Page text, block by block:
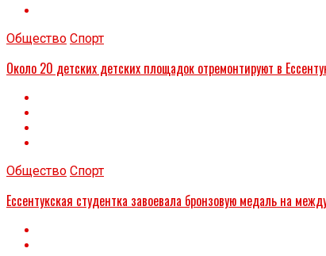
Общество Спорт
Около 20 детских детских площадок отремонтируют в
Общество Спорт
Ессентукская студентка завоевала бронзовую медаль на